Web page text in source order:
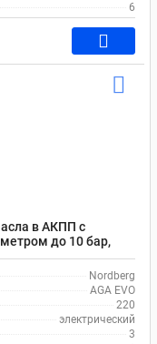
6
в АКПП с
до 10 бар,
Nordberg
AGA EVO
220
электрический
3